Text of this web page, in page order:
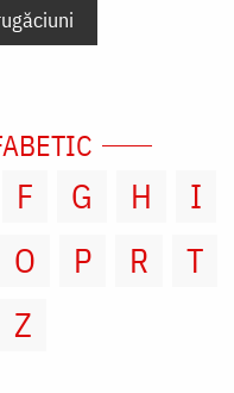
F G H
I
O P R
T
Z